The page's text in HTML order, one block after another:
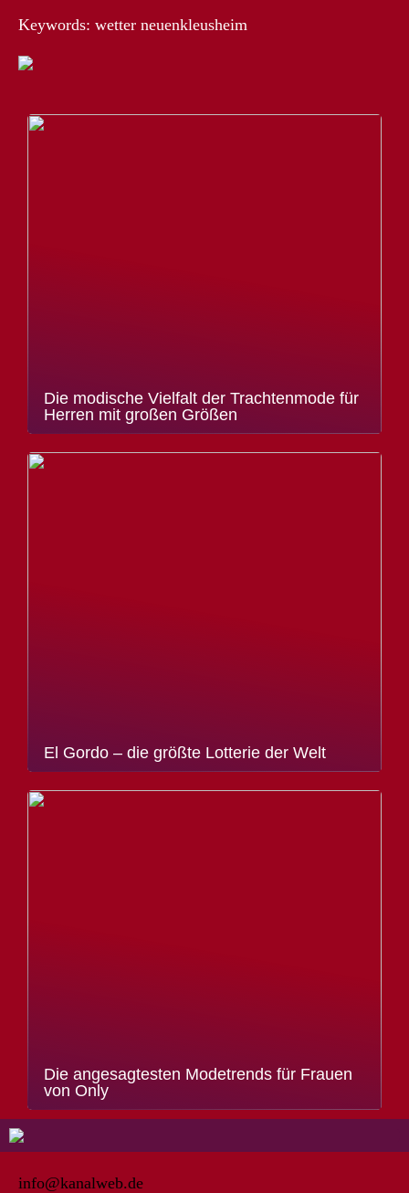
Keywords: wetter neuenkleusheim
Die modische Vielfalt der Trachtenmode für
Herren mit großen Größen
El Gordo – die größte Lotterie der Welt
Die angesagtesten Modetrends für Frauen
von Only
info@kanalweb.de